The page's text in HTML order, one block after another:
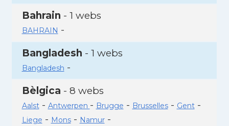
Bahrain - 1 webs
BAHRAIN -
Bangladesh - 1 webs
Bangladesh -
Bèlgica - 8 webs
Aalst- Antwerpen - Brugge - Brusselles- Gent-
Liege - Mons- Namur-